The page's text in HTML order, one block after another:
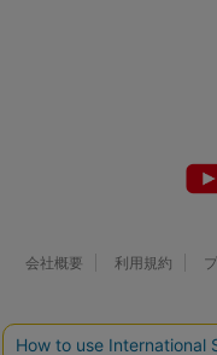
会社概要 利用規約
© 2026 Watch LIFE NEWS